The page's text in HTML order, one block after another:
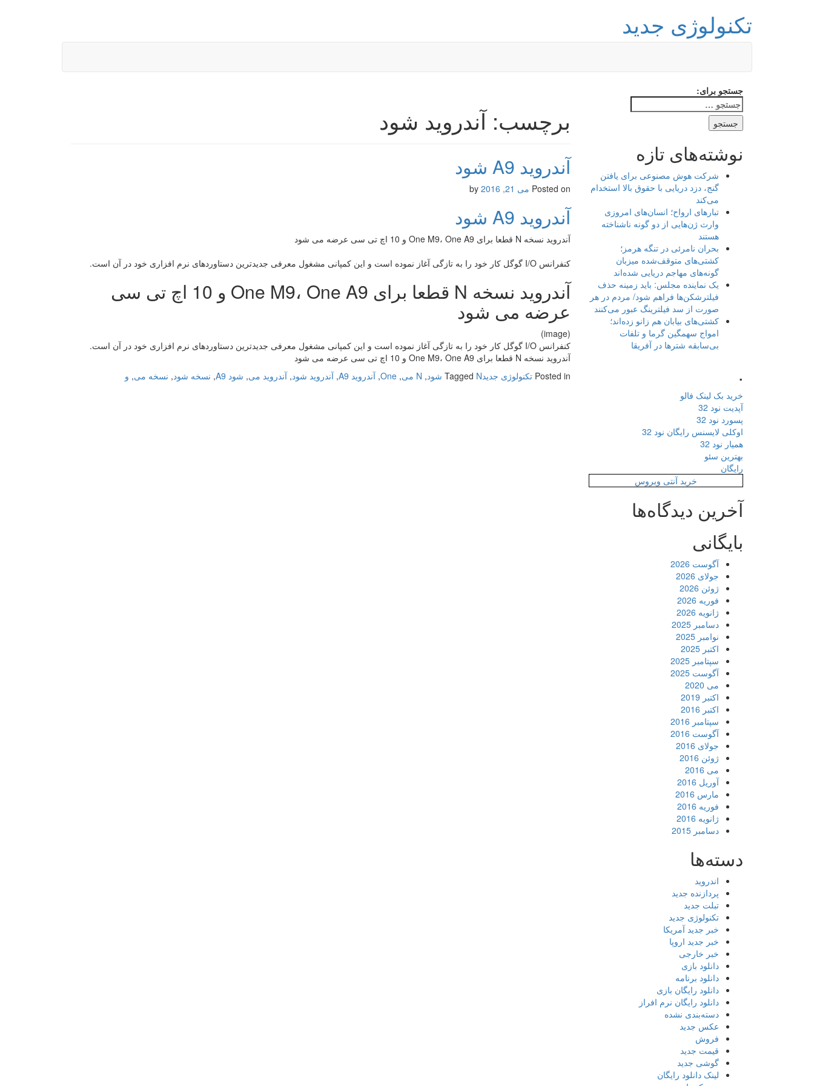
تکنولوژی جدید
برچسب: آندروید شود
آندروید A9 شود
Posted on می 21, 2016
آندروید A9 شود
آندروید نسخه N قطعا برای One M9، One A9 و 10 اچ تی سی عرضه می شود
کنفرانس I/O گوگل کار خود را به تازگی آغاز نموده است و این کمپانی مشغول معرفی جدیدترین دستاوردهای نرم افزاری خود در آن است.
آندروید نسخه N قطعا برای One M9، One A9 و 10 اچ تی سی
عرضه می شود
(image)
کنفرانس I/O گوگل کار خود را به تازگی آغاز نموده است و این کمپانی مشغول معرفی جدیدترین دستاوردهای نرم افزاری خود در آن است.
آندروید نسخه N قطعا برای One M9، One A9 و 10 اچ تی سی عرضه می شود
Posted in تکنولوژی جدید Tagged N شود , N می ,
One
,آندروید A9 ,آندروید شود,آندروید می, شود A9 , نسخه شود, نسخه می, و
جستجو برای:
نوشته‌های تازه
شرکت هوش مصنوعی برای یافتن
گنج، دزد دریایی با حقوق بالا استخدام
می‌کند
تبارهای ارواح؛ انسان‌های امروزی
وارث ژن‌هایی از دو گونه ناشناخته
هستند
بحران نامرئی در تنگه هرمز؛
کشتی‌های متوقف‌شده میزبان
گونه‌های مهاجم دریایی شده‌اند
یک نماینده مجلس: باید زمینه حذف
فیلترشکن‌ها فراهم شود/ مردم در هر
صورت از سد فیلترینگ عبور می‌کنند
کشتی‌های بیابان هم زانو زده‌اند؛
امواج سهمگین گرما و تلفات
بی‌سابقه شترها در آفریقا
.
خرید بک لینک فالو
آپدیت نود 32
پسورد نود 32
اوکلی لایسنس رایگان نود 32
همیار نود 32
بهترین سئو
رایگان
خرید آنتی ویروس
آخرین دیدگاه‌ها
بایگانی
آگوست 2026
جولای 2026
ژوئن 2026
فوریه 2026
ژانویه 2026
دسامبر 2025
نوامبر 2025
اکتبر 2025
سپتامبر 2025
آگوست 2025
می 2020
اکتبر 2019
اکتبر 2016
سپتامبر 2016
آگوست 2016
جولای 2016
ژوئن 2016
می 2016
آوریل 2016
مارس 2016
فوریه 2016
ژانویه 2016
دسامبر 2015
دسته‌ها
اندروید
پردازنده جدید
تبلت جدید
تکنولوژی جدید
خبر جدید آمریکا
خبر جدید اروپا
خبر خارجی
دانلود بازی
دانلود برنامه
دانلود رایگان بازی
دانلود رایگان نرم افراز
دسته‌بندی نشده
عکس جدید
فروش
قیمت جدید
گوشی جدید
لینک دانلود رایگان